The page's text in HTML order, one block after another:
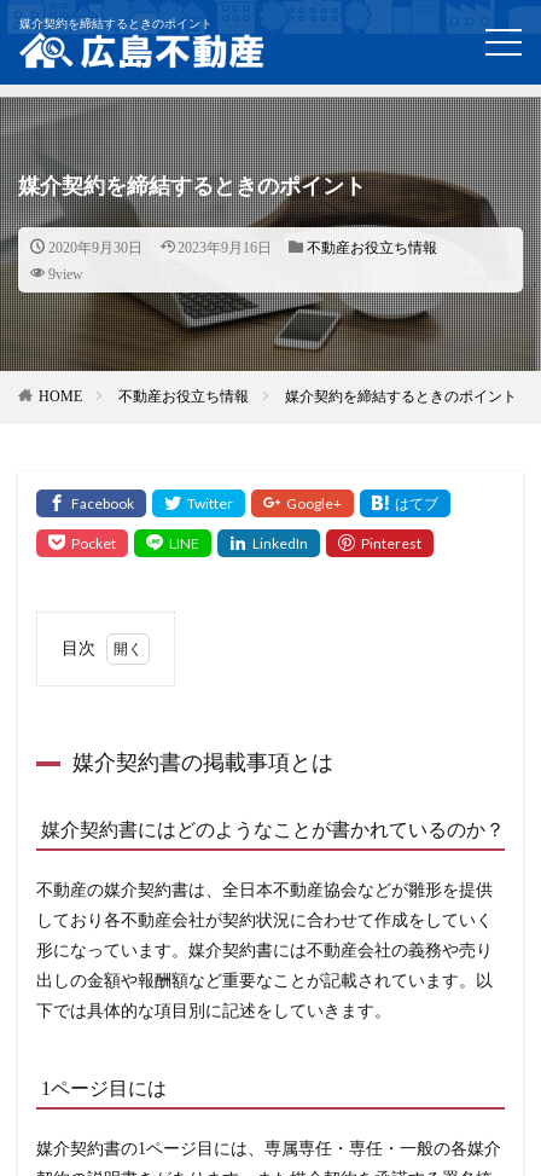
媒介契約を締結するときのポイント
媒介契約を締結するときのポイント
2020年9月30日 2023年9月16日
不動産お役立ち情報
9view
HOME 不動産お役立ち情報 媒介契約を締結するときのポイント
目次
載
事
と
は
1.1
媒介
契約
書に
こと
が書
てい
媒介契約書の掲載事項とは
媒介契約書にはどのようなことが書かれているのか？
不動産の媒介契約書は、全日本不動産協会などが雛形を提供
しており各不動産会社が契約状況に合わせて作成をしていく
形になっています。媒介契約書には不動産会社の義務や売り
出しの金額や報酬額など重要なことが記載されています。以
下では具体的な項目別に記述をしていきます。
1ページ目には
媒介契約書の1ページ目には、専属専任・専任・一般の各媒介